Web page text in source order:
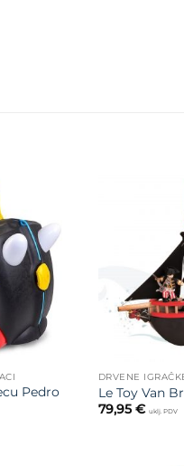
na listu
želja
Pedro
DRVENE
Le Toy Van
79,95 € uklj. PDV